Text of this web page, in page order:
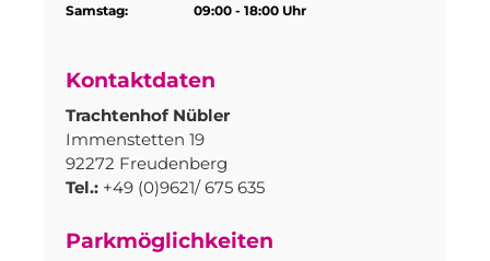
Samstag:
09:00 - 18:00 Uhr
Kontaktdaten
Trachtenhof Nübler
Immenstetten 19
92272 Freudenberg
Tel.: +49 (0)9621/ 675 635
Parkmöglichkeiten